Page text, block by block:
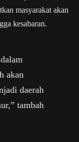
masyarakat akan
kesabaran.
akan
daerah
tambah